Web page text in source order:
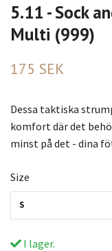
5.11 - Sock
Multi (999)
175 SEK
Dessa taktiska
komfort där det
minst på det - dina
Size
S
I lager.